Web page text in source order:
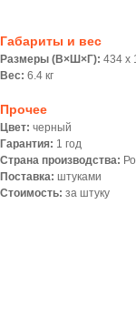
Габариты и вес
Размеры (В×Ш×Г): 434 х
Вес: 6.4 кг
Прочее
Цвет: черный
Гарантия: 1 год
Страна производства:
Поставка: штуками
Стоимость: за штуку